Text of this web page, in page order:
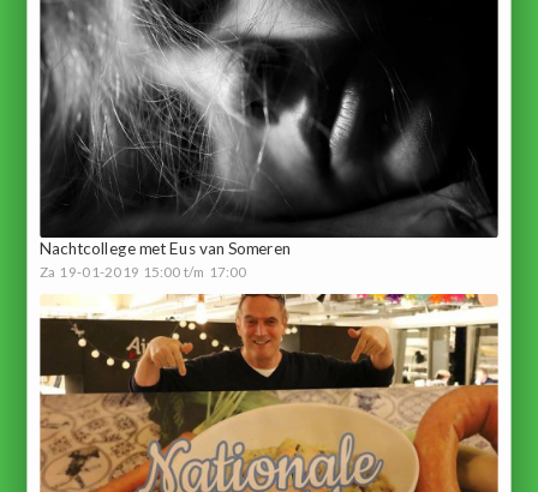
Nachtcollege met Eus van Someren
Za 19-01-2019 15:00 t/m 17:00